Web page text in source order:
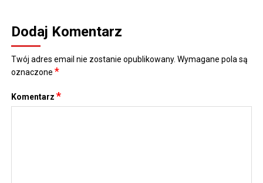
Dodaj Komentarz
Twój adres email nie zostanie opublikowany. Wymagane pola są
oznaczone*
Komentarz*